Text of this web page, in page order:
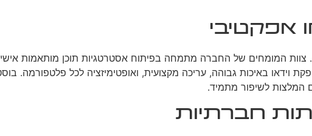
אפקטיבי
צוות המומחים של החברה מתמחה בפיתוח אסטרטגיות תוכן מותאמות
וידאו באיכות גבוהה, עריכה מקצועית, ואופטימיזציה לכל פלטפורמה.
המלצות לשיפור מתמיד.
חברתיות